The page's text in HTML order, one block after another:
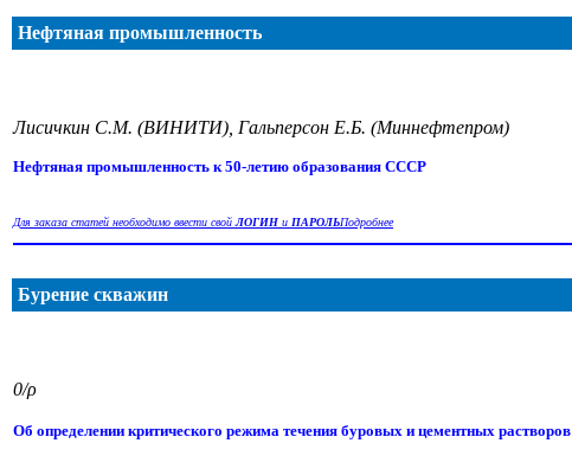
Нефтяная промышленность
Лисичкин С.М. (ВИНИТИ), Гальперсон Е.Б. (Миннефтепром)
Нефтяная промышленность к 50-летию образования СССР
Для заказа статей необходимо ввести свойЛОГИН и ПАРОЛЬПодробнее
Бурение скважин
0/ρ
Об определении критического режима течения буровых и цементных растворов